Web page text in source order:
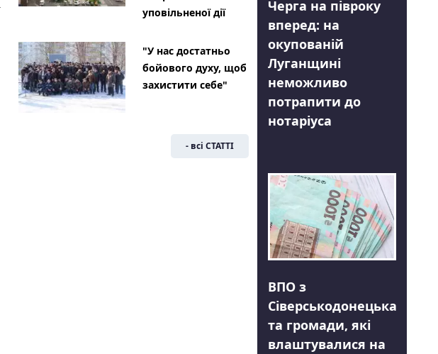
уповільненої дії
"У нас достатньо
бойового духу, щоб
захистити себе"
- всі СТАТТІ
Черга на півроку
вперед: на
окупованій
Луганщині
неможливо
потрапити до
нотаріуса
ВПО з
Сіверськодонецька
та громади, які
влаштувалися на